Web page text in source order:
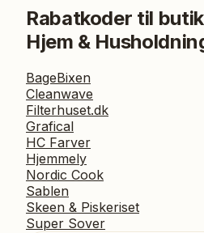
Rabatkoder til
Hjem &
BageBixen
Cleanwave
Filterhuset.dk
Grafical
HC Farver
Hjemmely
Nordic Cook
Sablen
Skeen & Piskeriset
Super Sover